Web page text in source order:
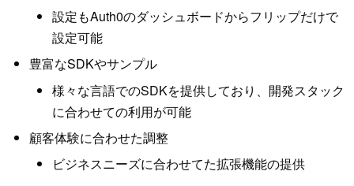
設定もAuth0のダッシュボードからフリップだけで
設定可能
豊富なSDKやサンプル
様々な言語でのSDKを提供しており、開発スタック
に合わせての利用が可能
顧客体験に合わせた調整
ビジネスニーズに合わせてた拡張機能の提供